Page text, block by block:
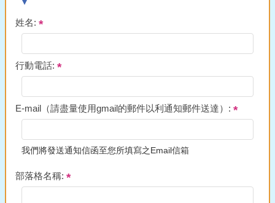
姓名:
行動電話:
E-mail（請盡量使用gmail的郵件以利通知郵件送達）:
我們將發送通知信函至您所填寫之Email信箱
部落格名稱: